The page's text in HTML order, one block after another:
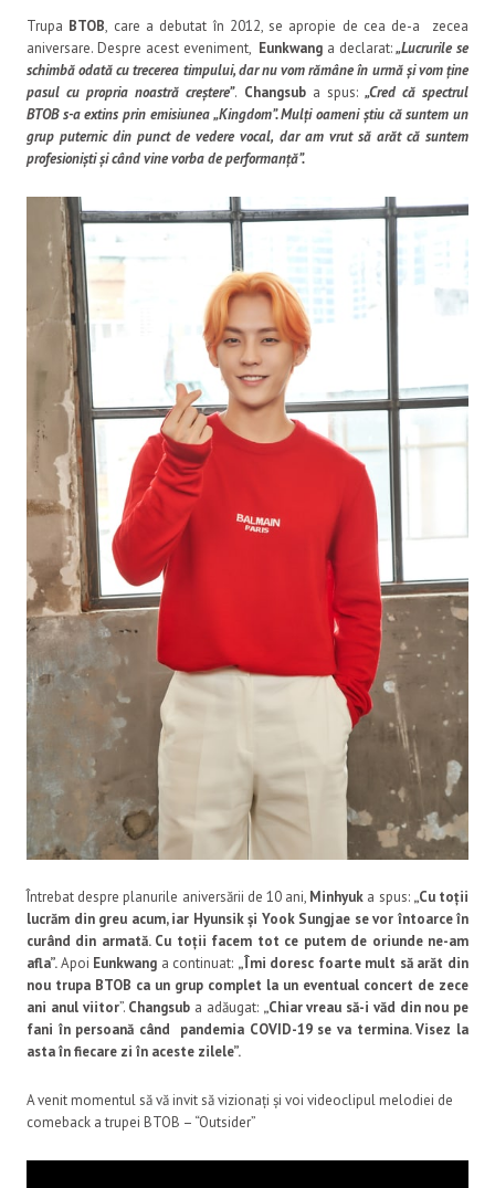
Trupa BTOB, care a debutat în 2012, se apropie de cea de-a zecea
aniversare. Despre acest eveniment, Eunkwang a declarat:„Lucrurile se
schimbă odată cu trecerea timpului, dar nu vom rămâne în urmă și vom ține
pasul cu propria noastră creștere”. Changsuba spus: „Cred că spectrul
BTOB s-a extins prin emisiunea „Kingdom”. Mulți oameni știu că suntem un
grup puternic din punct de vedere vocal, dar am vrut să arăt că suntem
profesioniști și când vine vorba de performanță”.
Întrebat despre planurile aniversării de 10 ani, Minhyuk a spus: „Cu toții
lucrăm din greu acum, iar Hyunsik și Yook Sungjae se vor întoarce în
curând din armată. Cu toții facem tot ce putem de oriunde ne-am
afla”.Apoi Eunkwang a continuat: „Îmi doresc foarte mult să arăt din
nou trupa BTOB ca un grup complet la un eventual concert de zece
ani anul viitor”. Changsub a adăugat: „Chiar vreau să-i văd din nou pe
fani în persoană când pandemia COVID-19 se va termina. Visez la
asta în fiecare zi în aceste zilele”.
A venit momentul să vă invit să vizionați și voi videoclipul melodiei de
comeback a trupei BTOB – “Outsider”